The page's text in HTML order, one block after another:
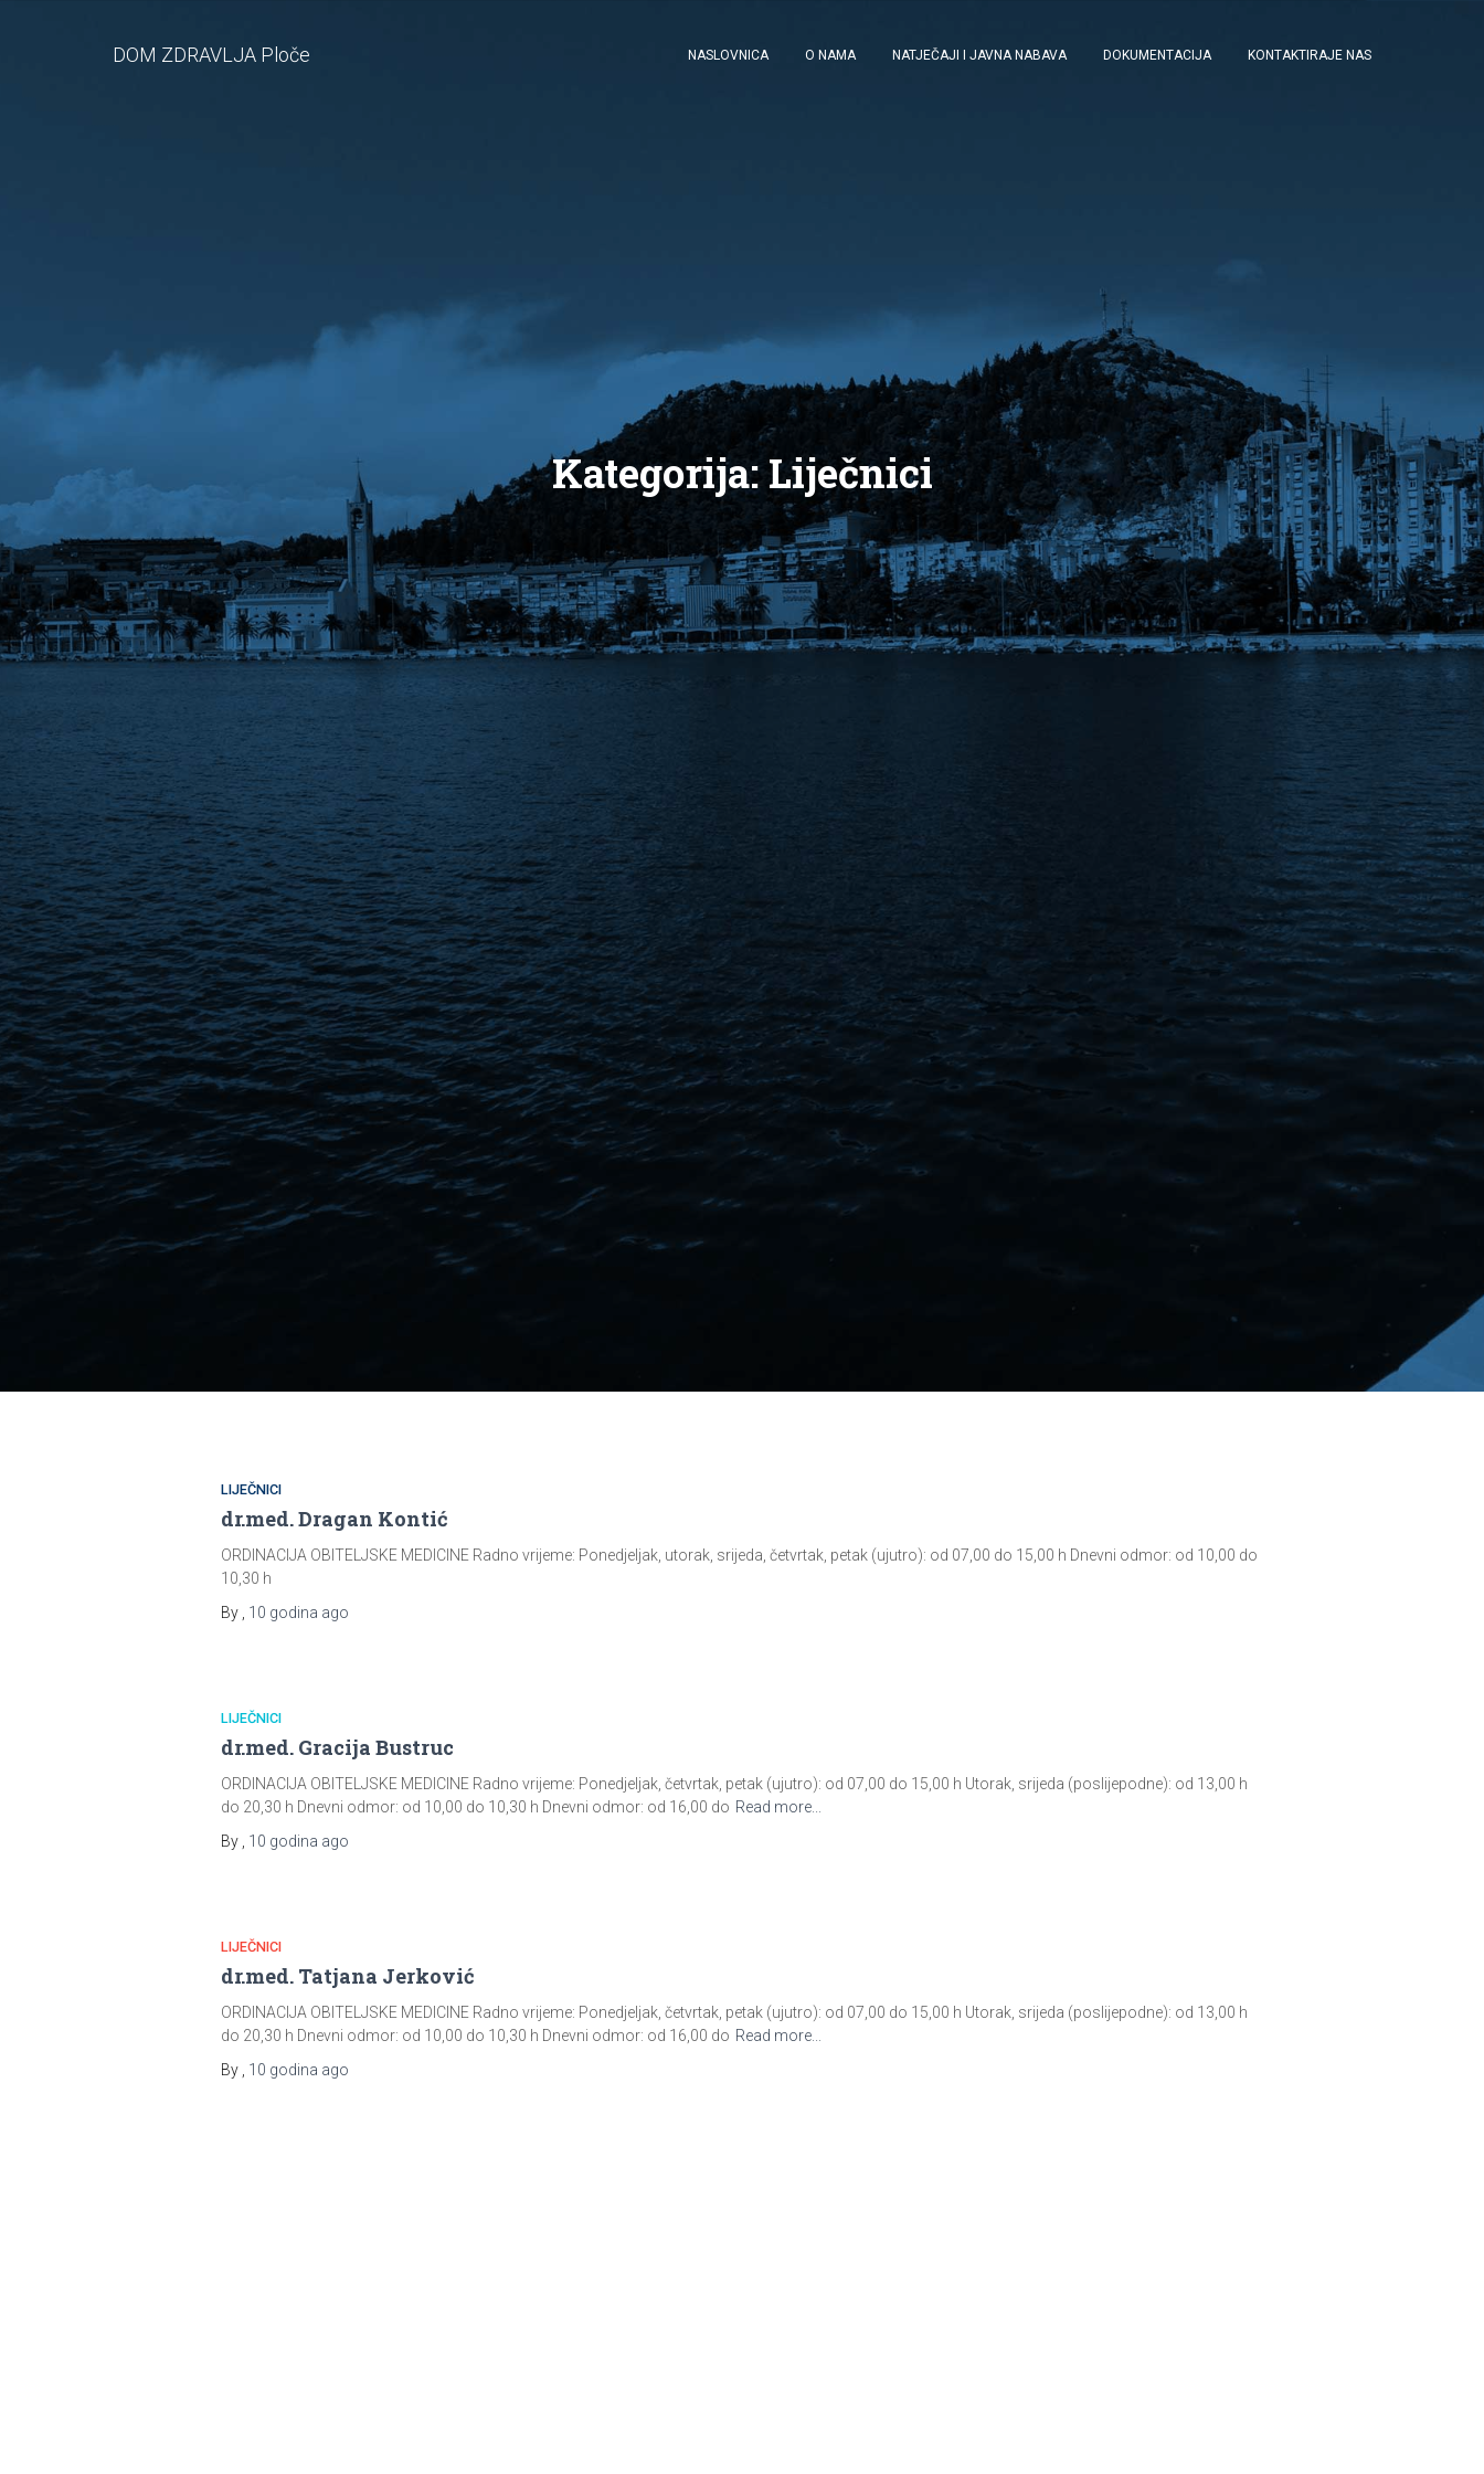
DOM ZDRAVLJA Ploče NASLOVNICA O NAMA NATJEČAJI I JAVNA NABAVA DOKUMENTACIJA KONTAKTIRAJE NAS
Kategorija:Liječnici
LIJEČNICI
dr.med. Dragan Kontić
ORDINACIJA OBITELJSKE MEDICINE Radno vrijeme: Ponedjeljak, utorak, srijeda, četvrtak, petak (ujutro): od 07,00 do 15,00 h Dnevni odmor: od 10,00 do
10,30 h
By , 10 godina ago
LIJEČNICI
dr.med. Gracija Bustruc
ORDINACIJA OBITELJSKE MEDICINE Radno vrijeme: Ponedjeljak, četvrtak, petak (ujutro): od 07,00 do 15,00 h Utorak, srijeda (poslijepodne): od 13,00 h
do 20,30 h Dnevni odmor: od 10,00 do 10,30 h Dnevni odmor: od 16,00 do Read more...
By , 10 godina ago
LIJEČNICI
dr.med. Tatjana Jerković
ORDINACIJA OBITELJSKE MEDICINE Radno vrijeme: Ponedjeljak, četvrtak, petak (ujutro): od 07,00 do 15,00 h Utorak, srijeda (poslijepodne): od 13,00 h
do 20,30 h Dnevni odmor: od 10,00 do 10,30 h Dnevni odmor: od 16,00 do Read more...
By , 10 godina ago